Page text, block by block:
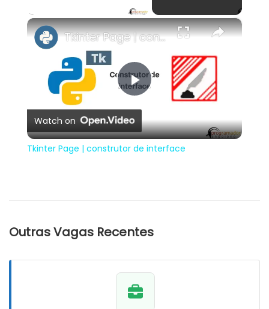
×
Play
Video
Tkinter Page | construtor de interface
Watch on
Tkinter Page | construtor de interface
Outras Vagas Recentes